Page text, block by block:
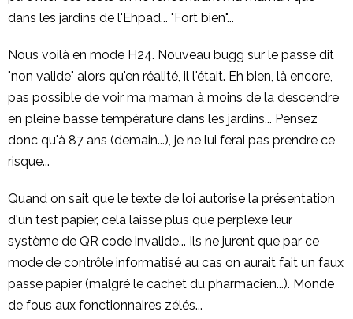
dans les jardins de l'Ehpad... "Fort bien"...
Nous voilà en mode H24. Nouveau bugg sur le passe dit
"non valide" alors qu'en réalité, il l'était. Eh bien, là encore,
pas possible de voir ma maman à moins de la descendre
en pleine basse température dans les jardins... Pensez
donc qu'à 87 ans (demain...), je ne lui ferai pas prendre ce
risque...
Quand on sait que le texte de loi autorise la présentation
d'un test papier, cela laisse plus que perplexe leur
système de QR code invalide... Ils ne jurent que par ce
mode de contrôle informatisé au cas on aurait fait un faux
passe papier (malgré le cachet du pharmacien...). Monde
de fous aux fonctionnaires zélés...